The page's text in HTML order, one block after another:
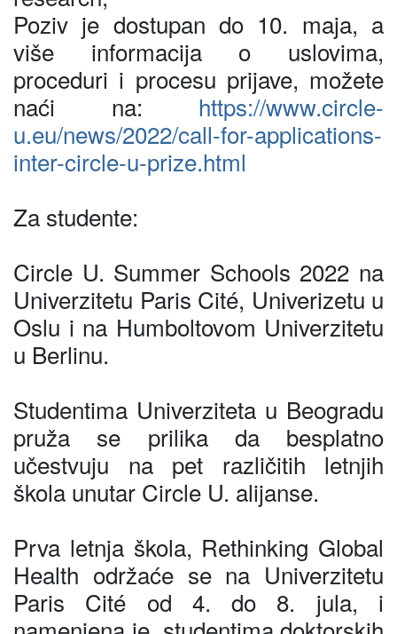
Poziv je dostupan do 10. maja, a
više informacija o uslovima,
proceduri i procesu prijave, možete
naći na: https://www.circle-
u.eu/news/2022/call-for-applications-
inter-circle-u-prize.html
Za studente:
Circle U. Summer Schools 2022 na
Univerzitetu Paris Cité, Univerizetu u
Oslu i na Humboltovom Univerzitetu
u Berlinu.
Studentima Univerziteta u Beogradu
pruža se prilika da besplatno
učestvuju na pet različitih letnjih
škola unutar Circle U. alijanse.
Prva letnja škola, Rethinking Global
Health održaće se na Univerzitetu
Paris Cité od 4. do 8. jula, i